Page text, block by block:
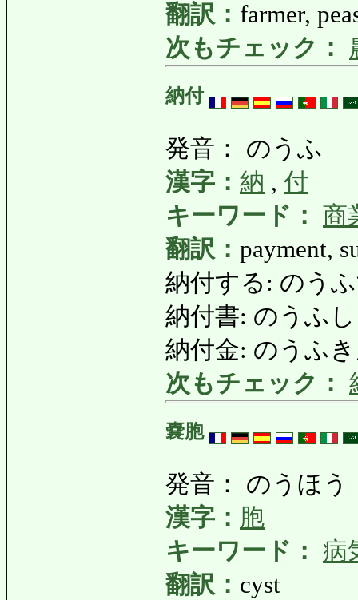
翻訳： farmer,
次もチェック：
納付
発音： のうふ
漢字： 納 , 付
キーワード： 商
翻訳： payment,
納付する: のうふ
納付書: のうふし
納付金: のうふ
次もチェック：
嚢胞
発音： のうほう
漢字： 胞
キーワード： 病
翻訳： cyst